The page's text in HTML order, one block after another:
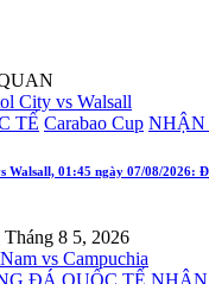
TẾ Carabao Cup
Walsall, 01:45 ngày 07/08/2026:
Tháng 8 5, 2026